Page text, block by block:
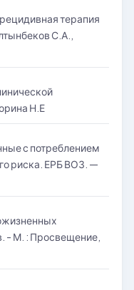
терапия
С.А.,
Н.Е
с потреблением
риска. ЕРБ ВОЗ. —
- М. : Просвещение,